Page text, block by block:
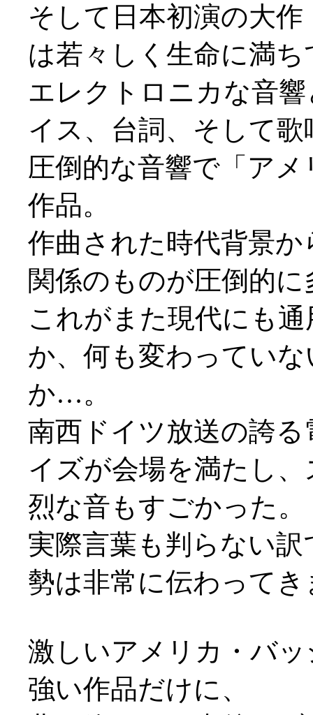
そして日本初演の大
は若々しく生命に満ち
エレクトロニカな音
イス、台詞、そして
圧倒的な音響で「ア
作品。
作曲された時代背景
関係のものが圧倒的
これがまた現代にも
か、何も変わってい
か…。
南西ドイツ放送の誇
イズが会場を満たし
烈な音もすごかった。
実際言葉も判らない
勢は非常に伝わって
激しいアメリカ・バ
強い作品だけに、